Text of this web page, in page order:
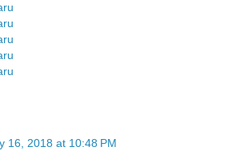
16, 2018 at 10:48 PM